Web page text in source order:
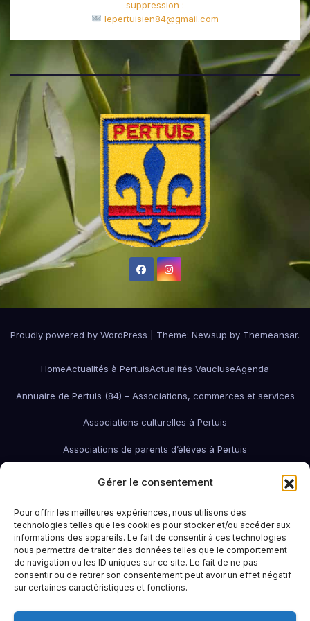
Gérer le consentement
Pour offrir les meilleures expériences, nous utilisons des
technologies telles que les cookies pour stocker et/ou accéder aux
informations des appareils. Le fait de consentir à ces technologies
nous permettra de traiter des données telles que le comportement
de navigation ou les ID uniques sur ce site. Le fait de ne pas
consentir ou de retirer son consentement peut avoir un effet négatif
sur certaines caractéristiques et fonctions.
suppression :
lepertuisien84@gmail.com
Proudly powered by WordPress Theme: Newsup by Themeansar.
HomeActualités à PertuisActualités VaucluseAgenda
Annuaire de Pertuis (84) – Associations, commerces et services
Associations culturelles à Pertuis
Associations de parents d’élèves à Pertuis
Associations de quartier à Pertuis
associations économiques Pertuis
Associations humanitaires et socialesAssociations patriotiques
Associations petite enfanceAssociations sportives de Pertuis
Bars à Pertuis: où sortir et boire un verreContactEmploi